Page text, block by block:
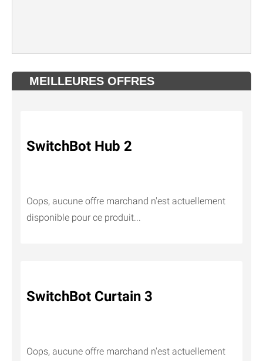
MEILLEURES OFFRES
SwitchBot Hub 2
Oops, aucune offre marchand n'est actuellement
disponible pour ce produit...
SwitchBot Curtain 3
Oops, aucune offre marchand n'est actuellement